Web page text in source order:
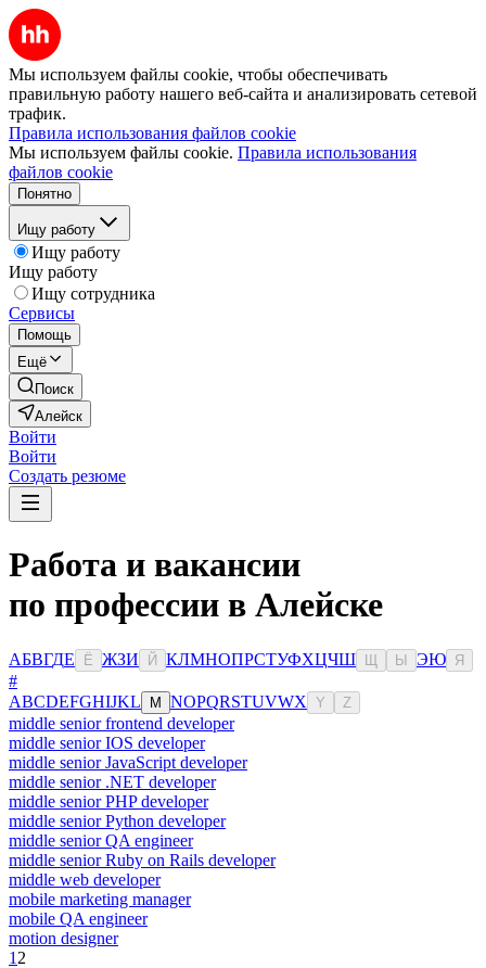
Мы используем файлы cookie, чтобы обеспечивать
правильную работу нашего веб-сайта и анализировать сетевой
трафик.
Правила использования файлов cookie
Мы используем файлы cookie. Правила использования
файлов cookie
Понятно
Ищу работу
Ищу работу
Ищу работу
Ищу сотрудника
Сервисы
Помощь
Ещё
Поиск
Алейск
Войти
Войти
Создать резюме
Работа и вакансии
по профессии в Алейске
АБВГДЕ Ё ЖЗИ Й КЛМНОПРСТУФХЦЧШ Ы ЭЮ Я
#
ABCDEFGHIJKL M NOPQRSTUVWX Y Z
middle senior frontend developer
middle senior IOS developer
middle senior JavaScript developer
middle senior .NET developer
middle senior PHP developer
middle senior Python developer
middle senior QA engineer
middle senior Ruby on Rails developer
middle web developer
mobile marketing manager
mobile QA engineer
motion designer
1 2